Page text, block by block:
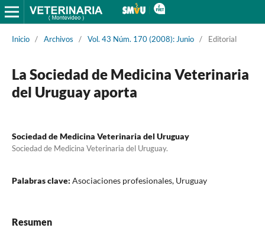
Inicio / Archivos / Vol. 43 Núm. 170 (2008): Junio / Editorial
La Sociedad de Medicina Veterinaria
del Uruguay aporta
Sociedad de Medicina Veterinaria del Uruguay
Sociedad de Medicina Veterinaria del Uruguay.
Palabras clave: Asociaciones profesionales, Uruguay
Resumen